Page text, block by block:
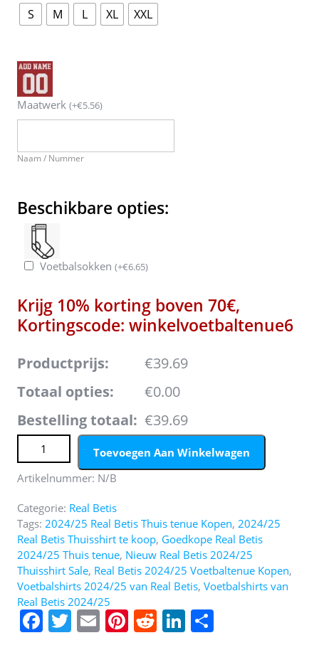
S M L XL XXL
Maatwerk (+€5.56)
Naam / Nummer
Beschikbare opties:
Voetbalsokken (+€6.65)
Krijg 10% korting boven 70€,
Kortingscode: winkelvoetbaltenue6
Productprijs:
€39.69
Totaal opties:
€0.00
Bestelling totaal: €39.69
Koop Real Betis 2024/25 Thuis tenue met korte mouwen
online aantal
Toevoegen Aan Winkelwagen
Artikelnummer: N/B
Categorie: Real Betis
Tags: 2024/25 Real Betis Thuis tenue Kopen, 2024/25
Real Betis Thuisshirt te koop, Goedkope Real Betis
2024/25 Thuis tenue, Nieuw Real Betis 2024/25
Thuisshirt Sale, Real Betis 2024/25 Voetbaltenue Kopen,
Voetbalshirts 2024/25 van Real Betis, Voetbalshirts van
Real Betis 2024/25
F T E Pi R Li